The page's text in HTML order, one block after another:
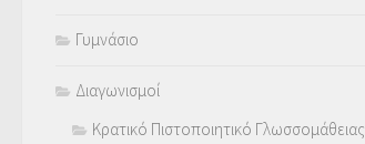
Γυμνάσιο
Διαγωνισμοί
Κρατικό Πιστοποιητικό Γλωσσομάθειας